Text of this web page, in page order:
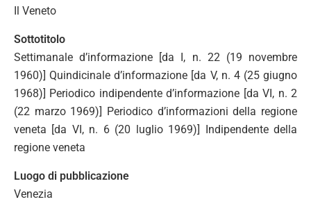
Il Veneto
Sottotitolo
Settimanale d’informazione [da I, n. 22 (19 novembre
1960)] Quindicinale d’informazione [da V, n. 4 (25 giugno
1968)] Periodico indipendente d’informazione [da VI, n. 2
(22 marzo 1969)] Periodico d’informazioni della regione
veneta [da VI, n. 6 (20 luglio 1969)] Indipendente della
regione veneta
Luogo di pubblicazione
Venezia